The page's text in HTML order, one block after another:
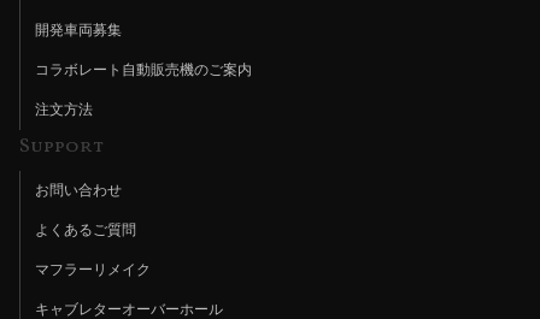
開発車両募集
コラボレート自動販売機のご案内
注文方法
Support
お問い合わせ
よくあるご質問
マフラーリメイク
キャブレターオーバーホール